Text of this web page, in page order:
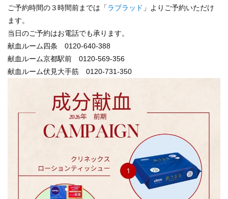
ご予約時間の３時間前までは「ラブラッド 」よりご予約いただけ
ます。
当日のご予約はお電話でも承ります。
献血ルーム四条 0120-640-388
献血ルーム京都駅前 0120-569-356
献血ルーム伏見大手筋 0120-731-350